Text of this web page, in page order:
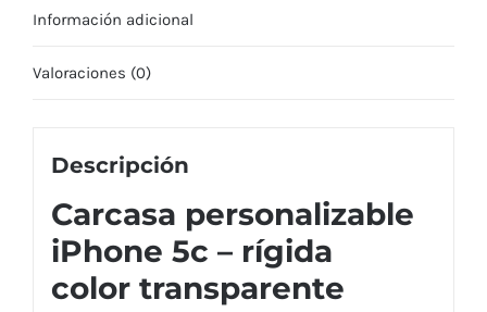
Información adicional
Valoraciones (0)
Descripción
Carcasa personalizable
iPhone 5c – rígida
color transparente